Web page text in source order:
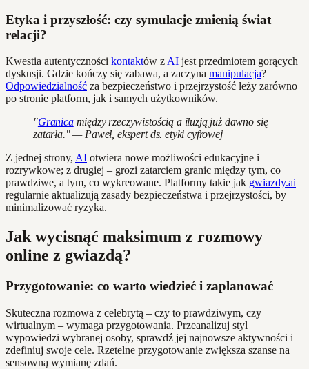
Etyka i przyszłość: czy symulacje zmienią świat
relacji?
Kwestia autentyczności kontaktów zAI jest przedmiotem gorących
dyskusji. Gdzie kończy się zabawa, a zaczyna manipulacja?
Odpowiedzialność za bezpieczeństwo i przejrzystość leży zarówno
po stronie platform, jak i samych użytkowników.
"Granicamiędzy rzeczywistością a iluzją już dawno się
zatarła." — Paweł, ekspert ds. etyki cyfrowej
Z jednej strony, AI otwiera nowe możliwości edukacyjne i
rozrywkowe; z drugiej – grozi zatarciem granic między tym, co
prawdziwe, a tym, co wykreowane. Platformy takie jak gwiazdy.ai
regularnie aktualizują zasady bezpieczeństwa i przejrzystości, by
minimalizować ryzyka.
Jak wycisnąć maksimum z rozmowy
online z gwiazdą?
Przygotowanie: co warto wiedzieć i zaplanować
Skuteczna rozmowa z celebrytą – czy to prawdziwym, czy
wirtualnym – wymaga przygotowania. Przeanalizuj styl
wypowiedzi wybranej osoby, sprawdź jej najnowsze aktywności i
zdefiniuj swoje cele. Rzetelne przygotowanie zwiększa szanse na
sensowną wymianę zdań.